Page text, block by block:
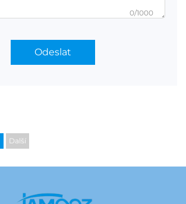
0/1000
Odeslat
Další